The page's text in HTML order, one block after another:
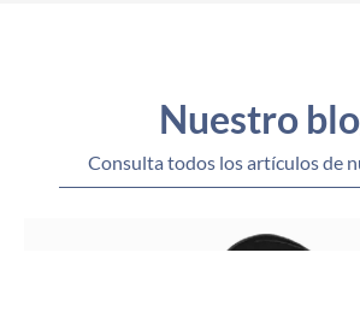
Nuestro
Consulta todos los artículos de